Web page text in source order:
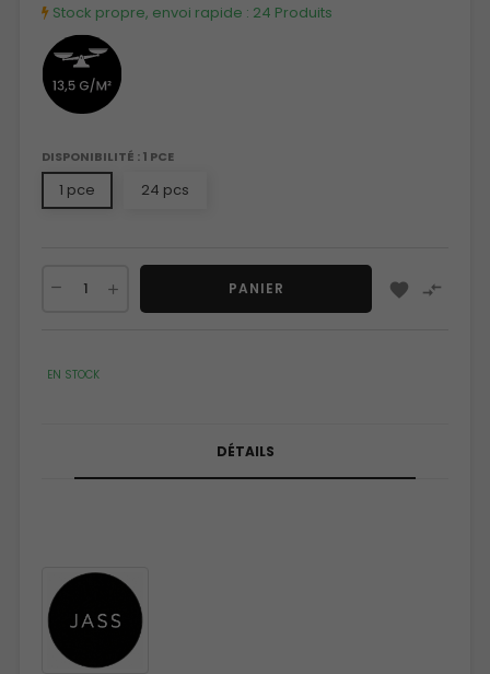
Stock propre, envoi rapide : 24 Produits
DISPONIBILITÉ : 1 PCE
1 pce 24 pcs
PANIER  
EN STOCK
DÉTAILS